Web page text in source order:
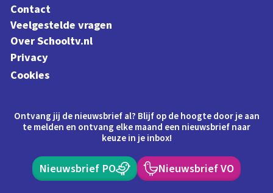
Contact
Veelgestelde vragen
Over Schooltv.nl
Privacy
Cookies
Ontvang jij de nieuwsbrief al? Blijf op de hoogte door je aan
te melden en ontvang elke maand een nieuwsbrief naar
keuze in je inbox!
Nieuwsbrief PO Nieuwsbrief VO